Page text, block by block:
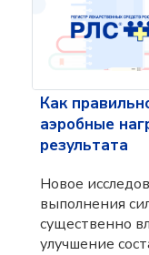
Как
аэробные
результата
Новое
выполнения
существенно
улучшение